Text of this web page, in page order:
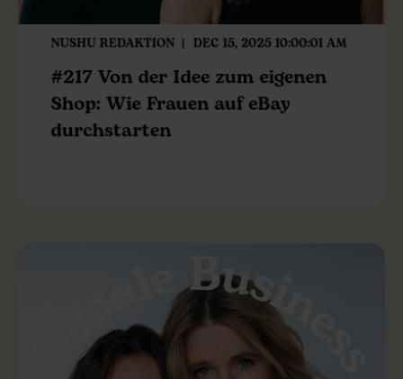
NUSHU REDAKTION DEC 15, 2025 10:00:01 AM
#217 Von der Idee zum eigenen
Shop: Wie Frauen auf eBay
durchstarten